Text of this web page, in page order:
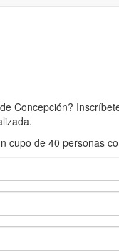
Concepción?
cupo de 40 personas